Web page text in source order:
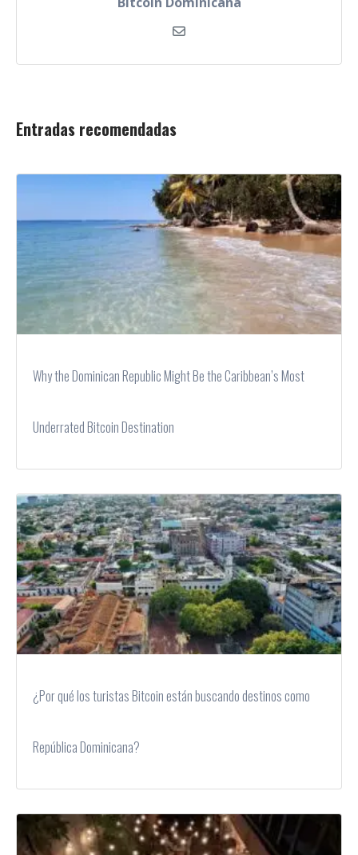
Entradas recomendadas
Why the Dominican Republic Might Be the Caribbean’s Most
Underrated Bitcoin Destination
¿Por qué los turistas Bitcoin están buscando destinos como
República Dominicana?